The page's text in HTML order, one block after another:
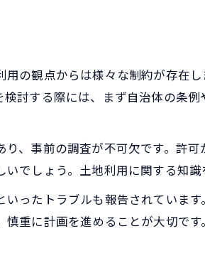
の観点からは様々な制約が存在
討する際には、まず自治体の条
、事前の調査が不可欠です。許
でしょう。土地利用に関する知識
ったトラブルも報告されていま
重に計画を進めることが大切です。